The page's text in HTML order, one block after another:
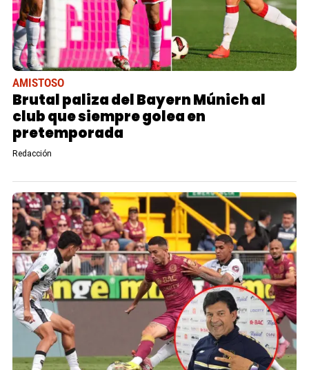
AMISTOSO
Brutal paliza del Bayern Múnich al
club que siempre golea en
pretemporada
Redacción